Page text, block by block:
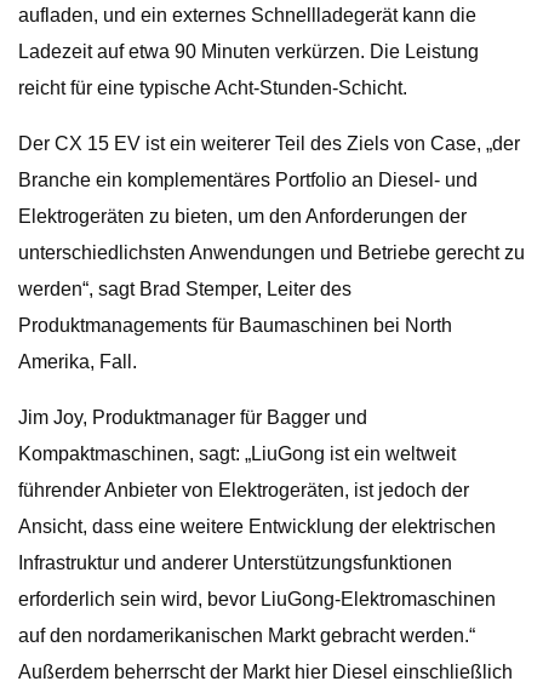
aufladen, und ein externes Schnellladegerät kann die
Ladezeit auf etwa 90 Minuten verkürzen. Die Leistung
reicht für eine typische Acht-Stunden-Schicht.
Der CX 15 EV ist ein weiterer Teil des Ziels von Case, „der
Branche ein komplementäres Portfolio an Diesel- und
Elektrogeräten zu bieten, um den Anforderungen der
unterschiedlichsten Anwendungen und Betriebe gerecht zu
werden“, sagt Brad Stemper, Leiter des
Produktmanagements für Baumaschinen bei North
Amerika, Fall.
Jim Joy, Produktmanager für Bagger und
Kompaktmaschinen, sagt: „LiuGong ist ein weltweit
führender Anbieter von Elektrogeräten, ist jedoch der
Ansicht, dass eine weitere Entwicklung der elektrischen
Infrastruktur und anderer Unterstützungsfunktionen
erforderlich sein wird, bevor LiuGong-Elektromaschinen
auf den nordamerikanischen Markt gebracht werden.“
Außerdem beherrscht der Markt hier Diesel einschließlich